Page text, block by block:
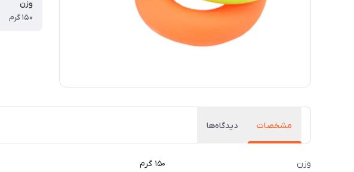
وزن
۱۵۰ گرم
مشخصات دیدگاه‌ها
وزن ۱۵۰ گرم